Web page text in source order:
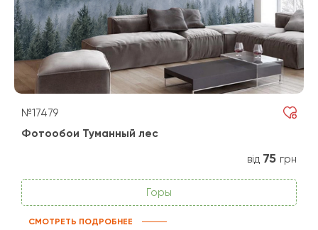
№17479
Фотообои Туманный лес
від 75 грн
Горы
СМОТРЕТЬ ПОДРОБНЕЕ